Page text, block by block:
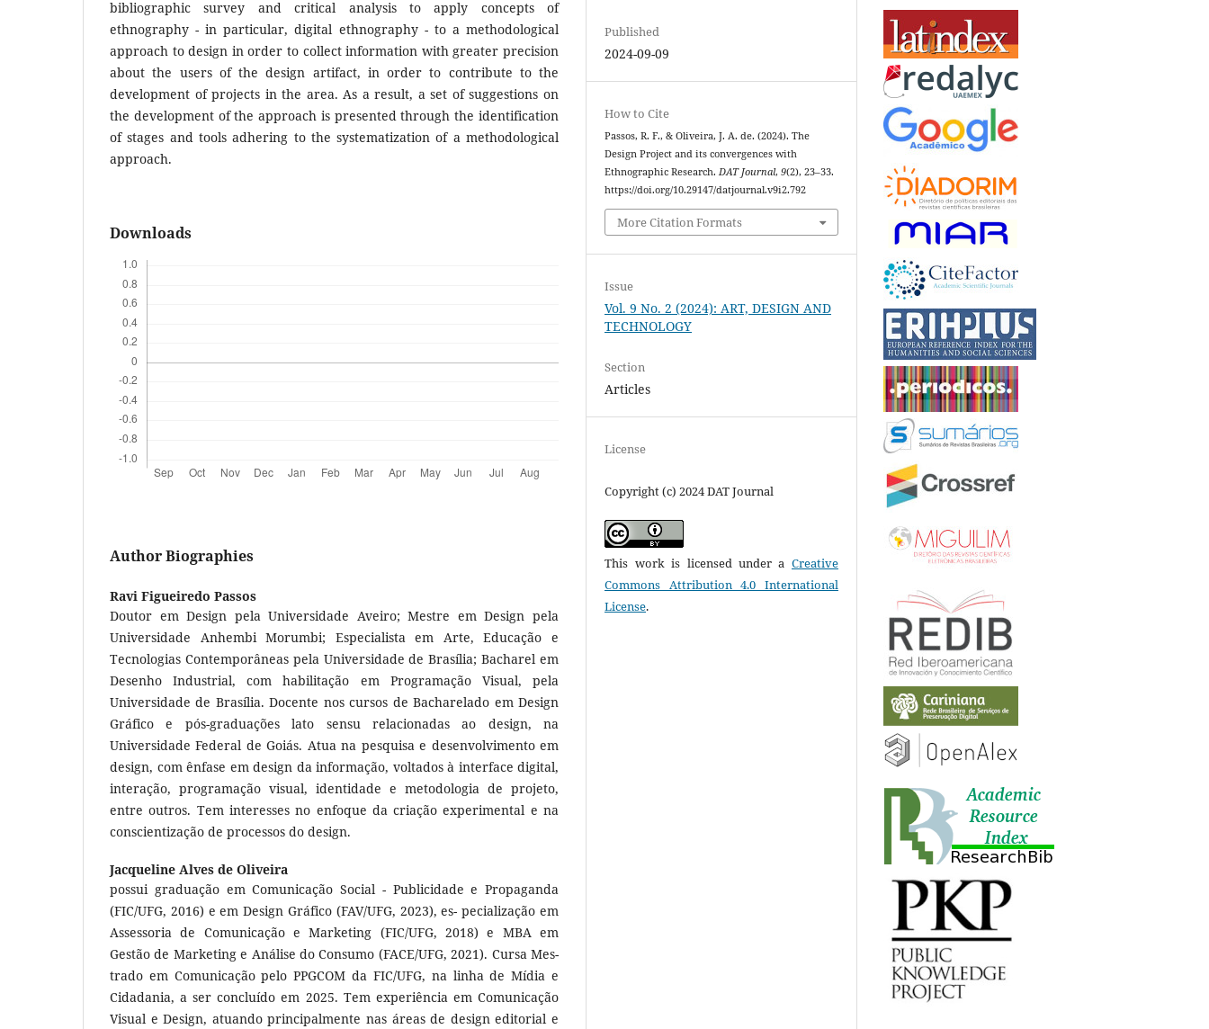
bibliographic survey and critical analysis to apply concepts of
ethnography - in particular, digital ethnography - to a methodological
approach to design in order to collect information with greater precision
about the users of the design artifact, in order to contribute to the
development of projects in the area. As a result, a set of suggestions on
the development of the approach is presented through the identification
of stages and tools adhering to the systematization of a methodological
approach.
Downloads
Author Biographies
Ravi Figueiredo Passos
Doutor em Design pela Universidade Aveiro; Mestre em Design pela
Universidade Anhembi Morumbi; Especialista em Arte, Educação e
Tecnologias Contemporâneas pela Universidade de Brasília; Bacharel em
Desenho Industrial, com habilitação em Programação Visual, pela
Universidade de Brasília. Docente nos cursos de Bacharelado em Design
Gráfico e pós-graduações lato sensu relacionadas ao design, na
Universidade Federal de Goiás. Atua na pesquisa e desenvolvimento em
design, com ênfase em design da informação, voltados à interface digital,
interação, programação visual, identidade e metodologia de projeto,
entre outros. Tem interesses no enfoque da criação experimental e na
conscientização de processos do design.
Jacqueline Alves de Oliveira
possui graduação em Comunicação Social - Publicidade e Propaganda
(FIC/UFG, 2016) e em Design Gráfico (FAV/UFG, 2023), es- pecialização em
Assessoria de Comunicação e Marketing (FIC/UFG, 2018) e MBA em
Gestão de Marketing e Análise do Consumo (FACE/UFG, 2021). Cursa Mes-
trado em Comunicação pelo PPGCOM da FIC/UFG, na linha de Mídia e
Cidadania, a ser concluído em 2025. Tem experiência em Comunicação
Visual e Design, atuando principalmente nas áreas de design editorial e
Published
2024-09-09
How to Cite
Passos, R. F., & Oliveira, J. A. de. (2024). The
Design Project and its convergences with
Ethnographic Research.DAT Journal,9(2), 23–33.
https://doi.org/10.29147/datjournal.v9i2.792
More Citation Formats
Issue
Vol. 9 No. 2 (2024): ART, DESIGN AND
TECHNOLOGY
Section
Articles
License
Copyright (c) 2024 DAT Journal
This work is licensed under a Creative
Commons Attribution 4.0 International
License.